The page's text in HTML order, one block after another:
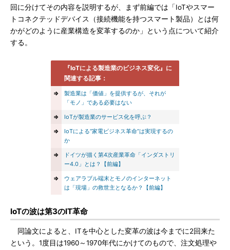
回に分けてその内容を説明するが、まず前編では「IoTやスマー
トコネクテッドデバイス（接続機能を持つスマート製品）とは何
かがどのように産業構造を変革するのか」という点について紹介
する。
『IoTによる製造業のビジネス変化』 に
関連する記事：
⇒
製造業は「価値」を提供するが、それが
「モノ」である必要はない
⇒
IoTが製造業のサービス化を呼ぶ？
⇒
IoTによる“家電ビジネス革命”は実現するの
か
⇒
ドイツが描く第4次産業革命「インダストリ
ー4.0」とは？【前編】
⇒
ウェアラブル端末とモノのインターネット
は「現場」の救世主となるか？【前編】
IoTの波は第3のIT革命
同論文によると、ITを中心とした変革の波は今までに2回来た
という。1度目は1960～1970年代にかけてのもので、注文処理や